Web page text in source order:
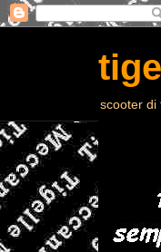
scooter di